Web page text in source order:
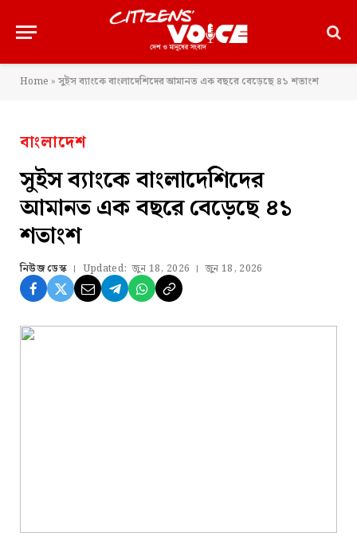
Home » সুইস ব্যাংকে বাংলাদেশিদের আমানত এক বছরে বেড়েছে ৪১ শতাংশ
বাংলাদেশ
সুইস ব্যাংকে বাংলাদেশিদের
আমানত এক বছরে বেড়েছে ৪১
শতাংশ
নিউজ ডেস্ক Updated: জুন 18, 2026 জুন 18, 2026